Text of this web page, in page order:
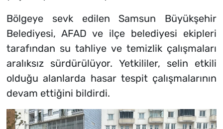
Bölgeye sevk edilen Samsun Büyükşehir
Belediyesi, AFAD ve ilçe belediyesi ekipleri
tarafından su tahliye ve temizlik çalışmaları
aralıksız sürdürülüyor. Yetkililer, selin etkili
olduğu alanlarda hasar tespit çalışmalarının
devam ettiğini bildirdi.